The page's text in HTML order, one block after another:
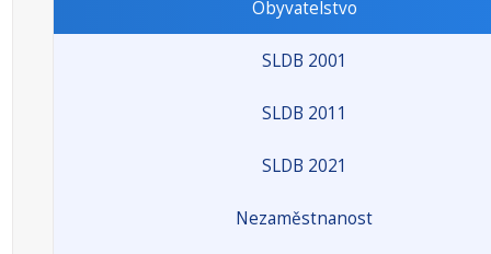
Obyvatelstvo
SLDB 2001
SLDB 2011
SLDB 2021
Nezaměstnanost